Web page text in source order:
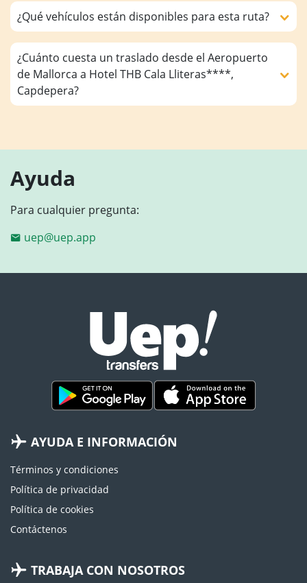
¿Qué vehículos están disponibles para esta ruta?
¿Cuánto cuesta un traslado desde el Aeropuerto
de Mallorca a Hotel THB Cala Lliteras****,
Capdepera?
Ayuda
Para cualquier pregunta:
uep@uep.app
AYUDA E INFORMACIÓN
Términos y condiciones
Política de privacidad
Política de cookies
Contáctenos
TRABAJA CON NOSOTROS